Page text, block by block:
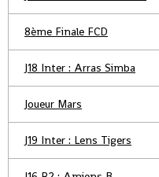
8ème Finale FCD
J18 Inter : Arras Simba
Joueur Mars
J19 Inter : Lens Tigers